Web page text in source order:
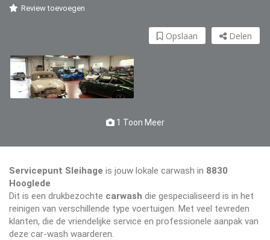
Review toevoegen
Delen
Opslaan
1 Toon Meer
Servicepunt Sleihage is jouw lokale carwash in 8830
Hooglede
Dit is een drukbezochte carwash die gespecialiseerd is in het
reinigen van verschillende type voertuigen. Met veel tevreden
klanten, die de vriendelijke service en professionele aanpak van
deze car-wash waarderen.